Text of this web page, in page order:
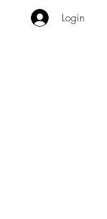
Login